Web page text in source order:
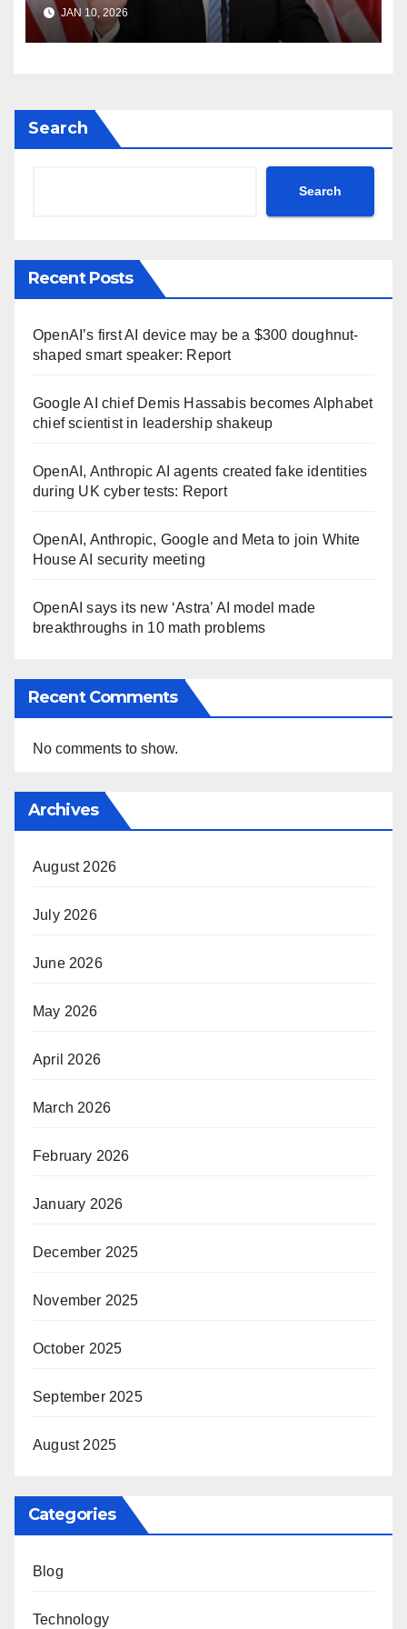
Donald Trump Truth Social
post Khamenei ntc rttm
JAN 10, 2026
Search
Search
Recent Posts
OpenAI’s first AI device may be a $300 doughnut-
shaped smart speaker: Report
Google AI chief Demis Hassabis becomes Alphabet
chief scientist in leadership shakeup
OpenAI, Anthropic AI agents created fake identities
during UK cyber tests: Report
OpenAI, Anthropic, Google and Meta to join White
House AI security meeting
OpenAI says its new ‘Astra’ AI model made
breakthroughs in 10 math problems
Recent Comments
No comments to show.
Archives
August 2026
July 2026
June 2026
May 2026
April 2026
March 2026
February 2026
January 2026
December 2025
November 2025
October 2025
September 2025
August 2025
Categories
Blog
Technology